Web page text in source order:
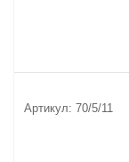
Артикул: 70/5/11